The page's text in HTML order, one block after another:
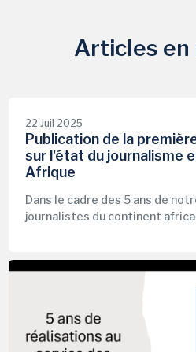
Articles en
22 Juil 2025
Publication de la
sur l'état du journalisme
Afrique
Dans le cadre des 5 ans de
journalistes du continent